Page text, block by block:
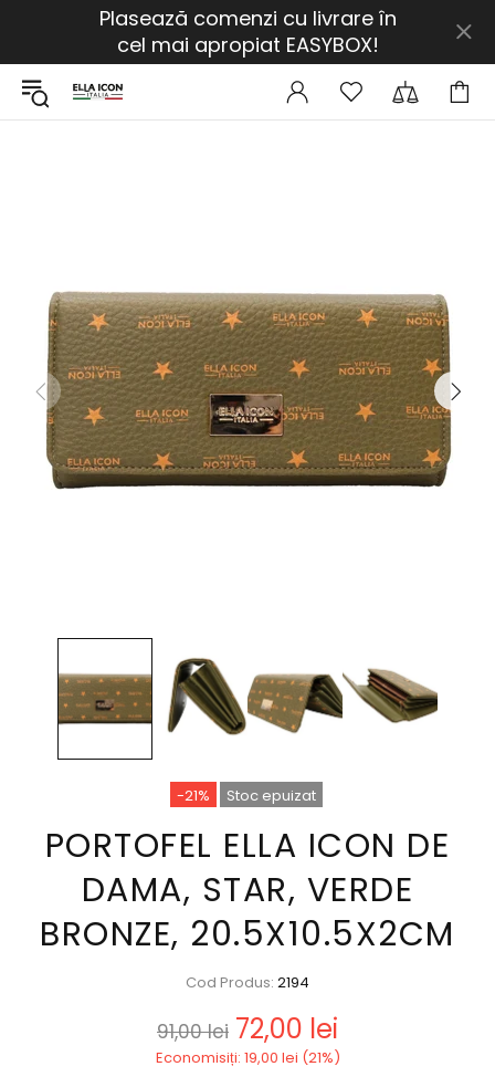
Plasează comenzi cu livrare în
cel mai apropiat EASYBOX!
-21% Stoc epuizat
PORTOFEL ELLA ICON DE
DAMA, STAR, VERDE
BRONZE, 20.5X10.5X2CM
Cod Produs: 2194
91,00 lei 72,00 lei
Economisiți: 19,00 lei (21%)